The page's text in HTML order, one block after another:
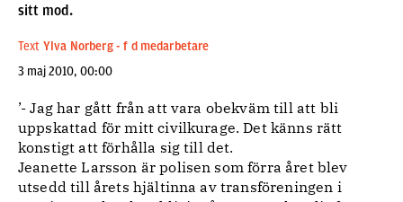
sitt mod.
Text Ylva Norberg - f d medarbetare
3 maj 2010, 00:00
’- Jag har gått från att vara obekväm till att bli
uppskattad för mitt civilkurage. Det känns rätt
konstigt att förhålla sig till det.
Jeanette Larsson är polisen som förra året blev
utsedd till årets hjältinna av transföreningen i